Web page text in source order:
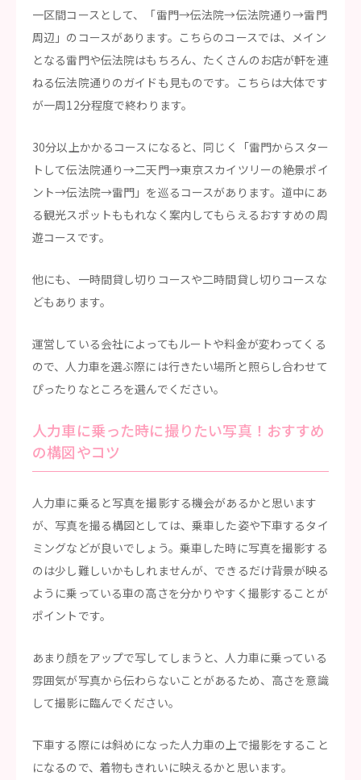
一区間コースとして、「雷門→伝法院→伝法院通り→雷門
周辺」のコースがあります。こちらのコースでは、メイン
となる雷門や伝法院はもちろん、たくさんのお店が軒を連
ねる伝法院通りのガイドも見ものです。こちらは大体です
が一周12分程度で終わります。
30分以上かかるコースになると、同じく「雷門からスター
トして伝法院通り→二天門→東京スカイツリーの絶景ポイ
ント→伝法院→雷門」を巡るコースがあります。道中にあ
る観光スポットももれなく案内してもらえるおすすめの周
遊コースです。
他にも、一時間貸し切りコースや二時間貸し切りコースな
どもあります。
運営している会社によってもルートや料金が変わってくる
ので、人力車を選ぶ際には行きたい場所と照らし合わせて
ぴったりなところを選んでください。
人力車に乗った時に撮りたい写真！おすすめ
の構図やコツ
人力車に乗ると写真を撮影する機会があるかと思います
が、写真を撮る構図としては、乗車した姿や下車するタイ
ミングなどが良いでしょう。乗車した時に写真を撮影する
のは少し難しいかもしれませんが、できるだけ背景が映る
ように乗っている車の高さを分かりやすく撮影することが
ポイントです。
あまり顔をアップで写してしまうと、人力車に乗っている
雰囲気が写真から伝わらないことがあるため、高さを意識
して撮影に臨んでください。
下車する際には斜めになった人力車の上で撮影をすること
になるので、着物もきれいに映えるかと思います。